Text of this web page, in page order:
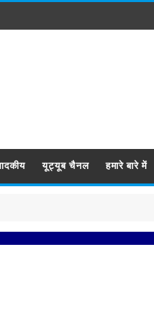
यूट्यूब चैनल हमारे बारे में